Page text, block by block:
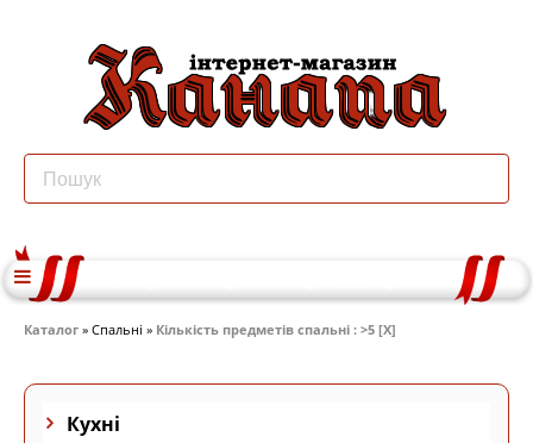
Каталог » Спальні » Кількість предметів спальні : >5 [X]
Кухні